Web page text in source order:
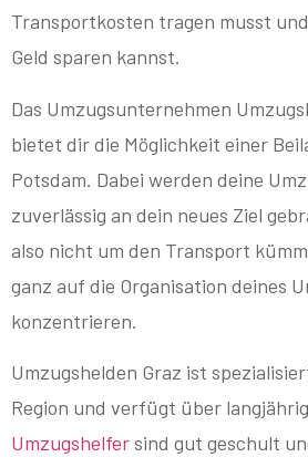
Transportkosten tragen musst
Geld sparen kannst.
Das Umzugsunternehmen
bietet dir die Möglichkeit einer
Potsdam. Dabei werden deine
zuverlässig an dein neues Ziel
also nicht um den Transport
ganz auf die Organisation deines
konzentrieren.
Umzugshelden Graz ist
Region und verfügt über
Umzugshelfersind gut geschult